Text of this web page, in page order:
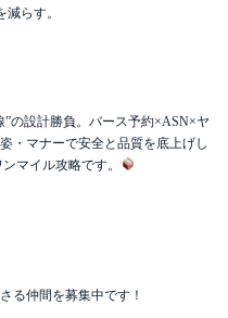
らす。
の設計勝負。バース予約×ASN×ヤ
・マナーで安全と品質を底上げし
マイル攻略です。
る仲間を募集中です！